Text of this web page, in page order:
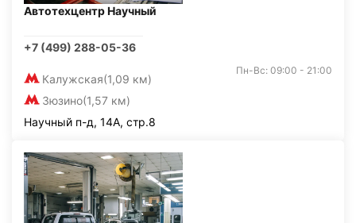
Автотехцентр Научный
+7 (499) 288-05-36
Калужская(1,09 км)
Зюзино(1,57 км)
Пн-Вс: 09:00 - 21:00
Научный п-д, 14А, стр.8